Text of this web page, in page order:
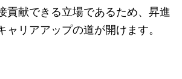
貢献できる立場であるため、昇進
ャリアアップの道が開けます。